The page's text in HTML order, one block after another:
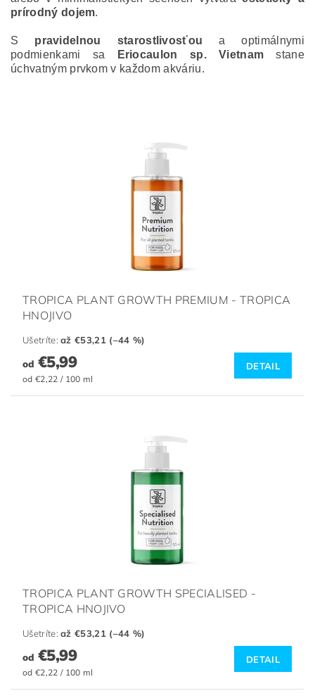
prírodný dojem.
S pravidelnou starostlivosťou a optimálnymi
podmienkami sa
Eriocaulon sp. Vietnam stane
úchvatným prvkom v každom akváriu.
TROPICA PLANT GROWTH PREMIUM - TROPICA
HNOJIVO
Ušetríte:až €53,21 (–44 %)
od €5,99
od €2,22 / 100 ml
DETAIL
TROPICA PLANT GROWTH SPECIALISED -
TROPICA HNOJIVO
Ušetríte:až €53,21 (–44 %)
od €5,99
od €2,22 / 100 ml
DETAIL